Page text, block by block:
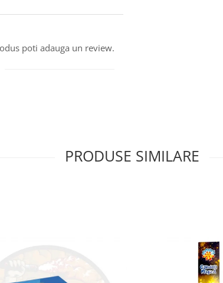
poti adauga un review.
PRODUSE SIMILARE